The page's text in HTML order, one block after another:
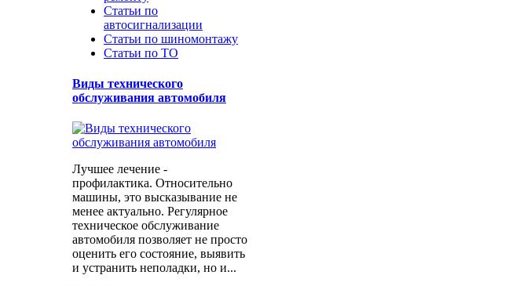
Статьи по
автосигнализации
Статьи по шиномонтажу
Статьи по ТО
Виды технического
обслуживания автомобиля
Лучшее лечение -
профилактика. Относительно
машины, это высказывание не
менее актуально. Регулярное
техническое обслуживание
автомобиля позволяет не просто
оценить его состояние, выявить
и устранить неполадки, но и...